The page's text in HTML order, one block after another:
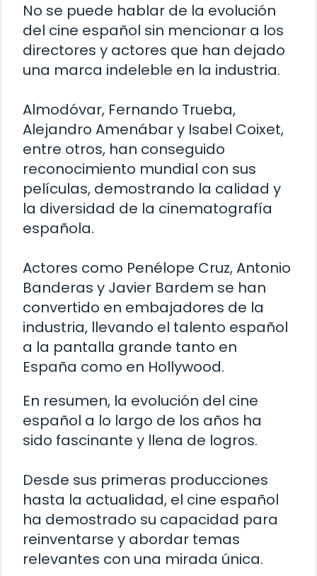
No se puede hablar de la evolución
del cine español sin mencionar a los
directores y actores que han dejado
una marca indeleble en la industria.
Almodóvar, Fernando Trueba,
Alejandro Amenábar y Isabel Coixet,
entre otros, han conseguido
reconocimiento mundial con sus
películas, demostrando la calidad y
la diversidad de la cinematografía
española.
Actores como Penélope Cruz, Antonio
Banderas y Javier Bardem se han
convertido en embajadores de la
industria, llevando el talento español
a la pantalla grande tanto en
España como en Hollywood.
En resumen, la evolución del cine
español a lo largo de los años ha
sido fascinante y llena de logros.
Desde sus primeras producciones
hasta la actualidad, el cine español
ha demostrado su capacidad para
reinventarse y abordar temas
relevantes con una mirada única.